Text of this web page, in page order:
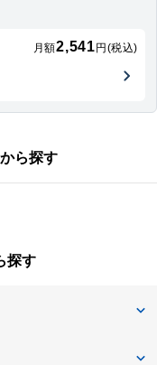
月額2,541 円(税込)
ら探す
探す